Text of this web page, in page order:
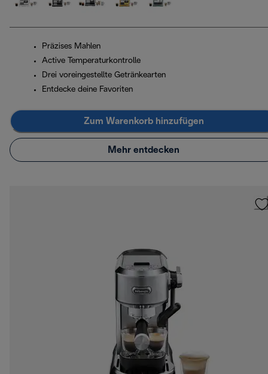
Präzises Mahlen
Active Temperaturkontrolle
Drei voreingestellte Getränkearten
Entdecke deine Favoriten
Zum Warenkorb hinzufügen
Mehr entdecken